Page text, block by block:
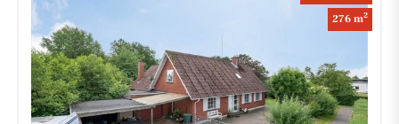
276 m2